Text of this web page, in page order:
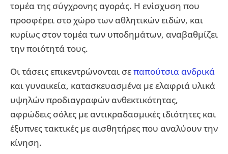
τομέα της σύγχρονης αγοράς. Η ενίσχυση που
προσφέρει στο χώρο των αθλητικών ειδών, και
κυρίως στον τομέα των υποδημάτων, αναβαθμίζει
την ποιότητά τους.
Οι τάσεις επικεντρώνονται σεπαπούτσια ανδρικά
και γυναικεία, κατασκευασμένα με ελαφριά υλικά
υψηλών προδιαγραφών ανθεκτικότητας,
αφρώδεις σόλες με αντικραδασμικές ιδιότητες και
έξυπνες τακτικές με αισθητήρες που αναλύουν την
κίνηση.